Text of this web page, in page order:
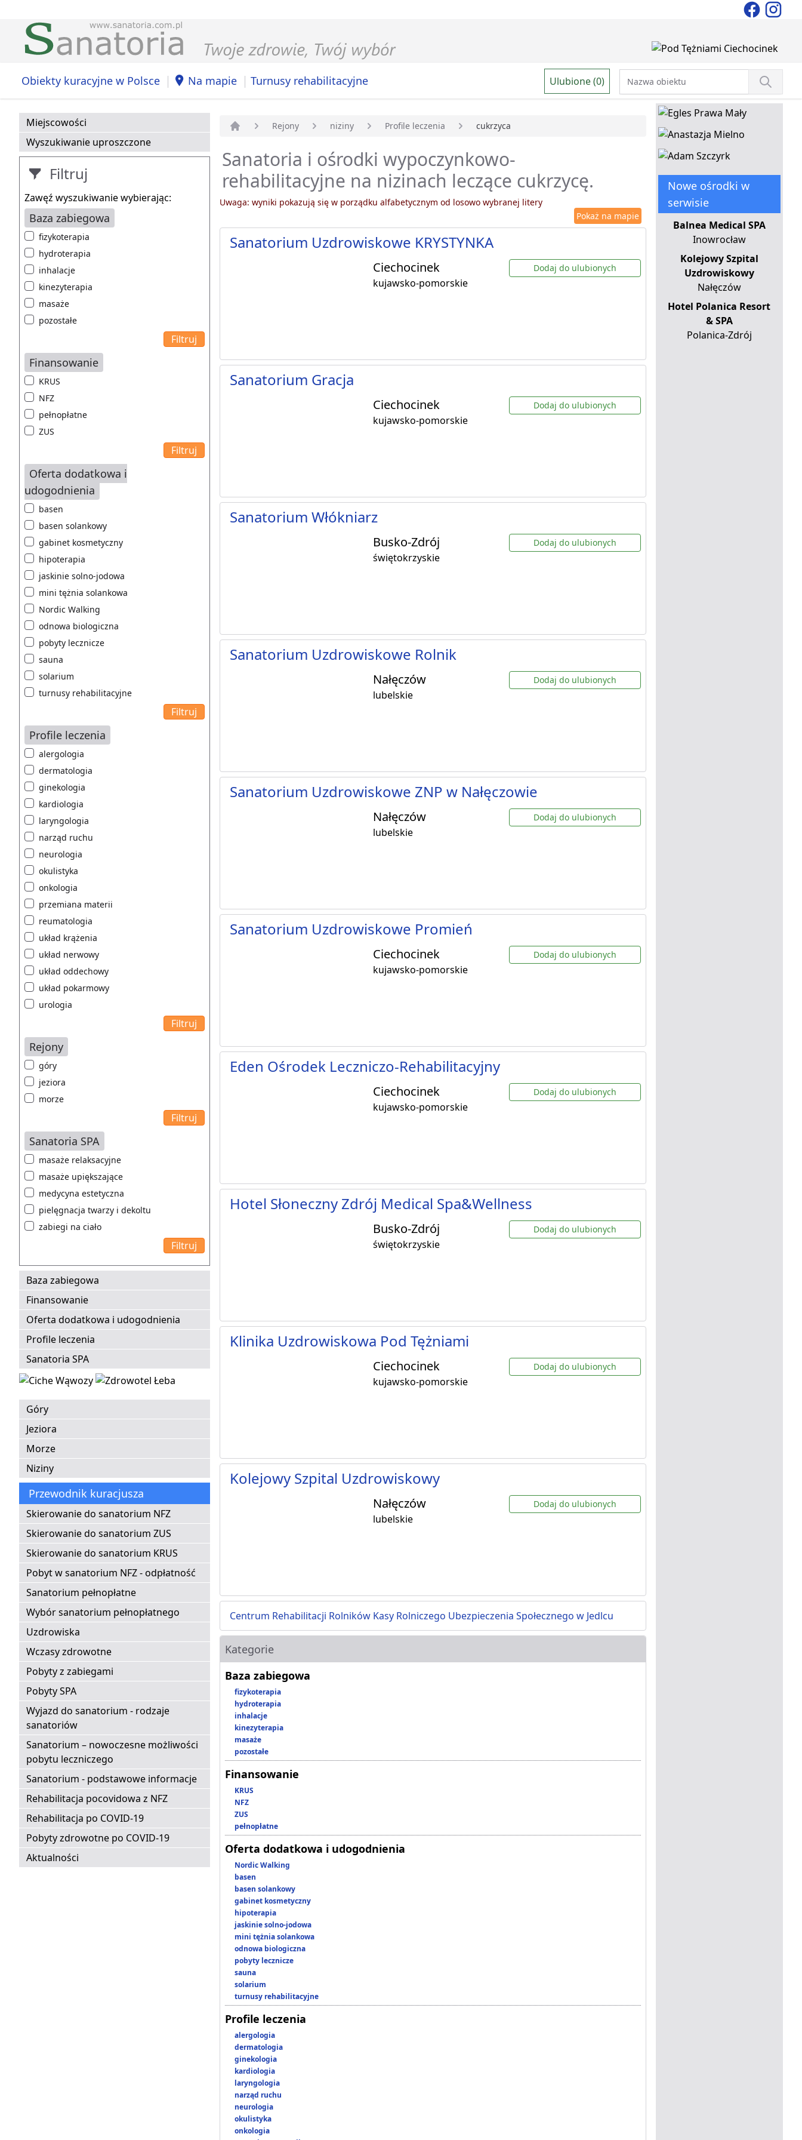
Obiekty kuracyjne w Polsce | Na mapie | Turnusy rehabilitacyjne Ulubione (0)
Miejscowości
Wyszukiwanie uproszczone
Filtruj
Zawęź wyszukiwanie wybierając:
Baza zabiegowa
fizykoterapia
hydroterapia
inhalacje
kinezyterapia
masaże
pozostałe
Finansowanie
KRUS
NFZ
pełnopłatne
ZUS
Oferta dodatkowa i
udogodnienia
basen
basen solankowy
gabinet kosmetyczny
hipoterapia
jaskinie solno-jodowa
mini tężnia solankowa
Nordic Walking
odnowa biologiczna
pobyty lecznicze
sauna
solarium
turnusy rehabilitacyjne
Profile leczenia
alergologia
dermatologia
ginekologia
kardiologia
laryngologia
narząd ruchu
neurologia
okulistyka
onkologia
przemiana materii
reumatologia
układ krążenia
układ nerwowy
układ oddechowy
układ pokarmowy
urologia
Rejony
góry
jeziora
morze
Sanatoria SPA
masaże relaksacyjne
masaże upiększające
medycyna estetyczna
pielęgnacja twarzy i dekoltu
zabiegi na ciało
Baza zabiegowa
Finansowanie
Oferta dodatkowa i udogodnienia
Profile leczenia
Sanatoria SPA
Góry
Jeziora
Morze
Niziny
Przewodnik kuracjusza
Skierowanie do sanatorium NFZ
Skierowanie do sanatorium ZUS
Skierowanie do sanatorium KRUS
Pobyt w sanatorium NFZ - odpłatność
Sanatorium pełnopłatne
Wybór sanatorium pełnopłatnego
Uzdrowiska
Wczasy zdrowotne
Pobyty z zabiegami
Pobyty SPA
Wyjazd do sanatorium - rodzaje
sanatoriów
Sanatorium – nowoczesne możliwości
pobytu leczniczego
Sanatorium - podstawowe informacje
Rehabilitacja pocovidowa z NFZ
Rehabilitacja po COVID-19
Pobyty zdrowotne po COVID-19
Aktualności
Rejony niziny Profile leczenia cukrzyca
Sanatoria i ośrodki wypoczynkowo-
rehabilitacyjne na nizinach leczące cukrzycę.
Uwaga: wyniki pokazują się w porządku alfabetycznym od losowo wybranej litery
Pokaż na mapie
Sanatorium Uzdrowiskowe KRYSTYNKA
Ciechocinek
kujawsko-pomorskie
Dodaj do ulubionych
Sanatorium Gracja
Ciechocinek
kujawsko-pomorskie
Dodaj do ulubionych
Sanatorium Włókniarz
Busko-Zdrój
świętokrzyskie
Dodaj do ulubionych
Sanatorium Uzdrowiskowe Rolnik
Nałęczów
lubelskie
Dodaj do ulubionych
Sanatorium Uzdrowiskowe ZNP w Nałęczowie
Nałęczów
lubelskie
Dodaj do ulubionych
Sanatorium Uzdrowiskowe Promień
Ciechocinek
kujawsko-pomorskie
Dodaj do ulubionych
Eden Ośrodek Leczniczo-Rehabilitacyjny
Ciechocinek
kujawsko-pomorskie
Dodaj do ulubionych
Hotel Słoneczny Zdrój Medical Spa&Wellness
Busko-Zdrój
świętokrzyskie
Dodaj do ulubionych
Klinika Uzdrowiskowa Pod Tężniami
Ciechocinek
kujawsko-pomorskie
Dodaj do ulubionych
Kolejowy Szpital Uzdrowiskowy
Nałęczów
lubelskie
Dodaj do ulubionych
Centrum Rehabilitacji Rolników Kasy Rolniczego Ubezpieczenia Społecznego w Jedlcu
Kategorie
Baza zabiegowa
fizykoterapia
hydroterapia
inhalacje
kinezyterapia
masaże
pozostałe
Finansowanie
KRUS
NFZ
ZUS
pełnopłatne
Oferta dodatkowa i udogodnienia
Nordic Walking
basen
basen solankowy
gabinet kosmetyczny
hipoterapia
jaskinie solno-jodowa
mini tężnia solankowa
odnowa biologiczna
pobyty lecznicze
sauna
solarium
turnusy rehabilitacyjne
Profile leczenia
alergologia
dermatologia
ginekologia
kardiologia
laryngologia
narząd ruchu
neurologia
okulistyka
onkologia
Nowe ośrodki w
serwisie
Balnea Medical SPA
Inowrocław
Kolejowy Szpital
Uzdrowiskowy
Nałęczów
Hotel Polanica Resort
& SPA
Polanica-Zdrój